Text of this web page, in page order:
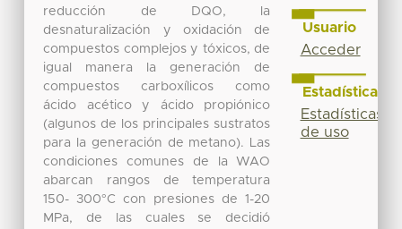
reducción de DQO, la
desnaturalización y oxidación de
compuestos complejos y tóxicos, de
igual manera la generación de
compuestos carboxílicos como
ácido acético y ácido propiónico
(algunos de los principales sustratos
para la generación de metano). Las
condiciones comunes de la WAO
abarcan rangos de temperatura
150- 300°C con presiones de 1-20
MPa, de las cuales se decidió
Usuario
Acceder
Estadísticas
Estadísticas
de uso